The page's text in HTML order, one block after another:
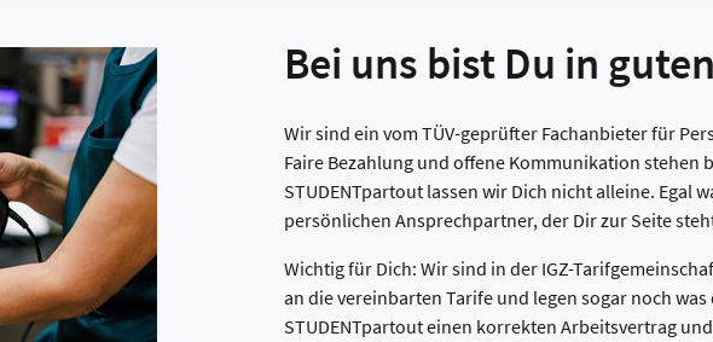
Bei uns bist Du in
Wir sind ein vom TÜV-geprüfter Fachanbieter für
Faire Bezahlung und offene Kommunikation stehen
STUDENTpartout lassen wir Dich nicht alleine. Egal
persönlichen Ansprechpartner, der Dir zur Seite
Wichtig für Dich: Wir sind in der IGZ-
an die vereinbarten Tarife und legen sogar noch was
STUDENTpartout einen korrekten Arbeitsvertrag